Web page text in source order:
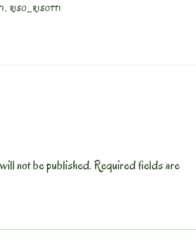
, RISO_RISOTTI
not be published.Required fields are